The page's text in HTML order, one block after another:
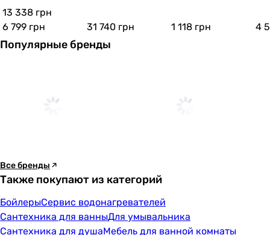
13 338 грн
6 799 грн 31 740 грн 1 118 грн 4
Популярные бренды
Все бренды
Также покупают из категорий
БойлерыСервис водонагревателей
Сантехника для ванныДля умывальника
Сантехника для душаМебель для ванной комнаты